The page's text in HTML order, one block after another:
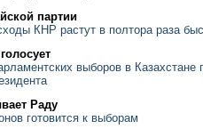
партии
КНР растут в полтора раза
выборов в
Раду
готовится к выборам